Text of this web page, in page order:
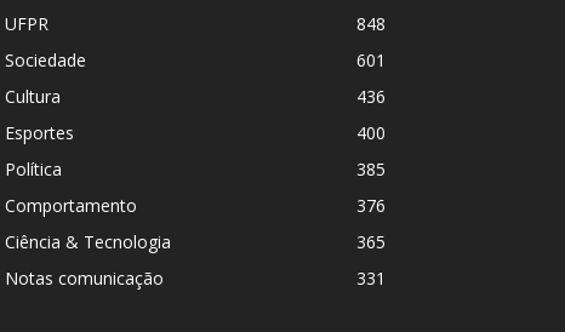
UFPR
848
Sociedade
601
Cultura
436
Esportes
400
Política
385
Comportamento
376
Ciência & Tecnologia
365
Notas comunicação
331